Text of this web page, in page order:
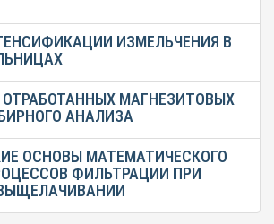
ИЗМЕЛЬЧЕНИЯ В
ОТРАБОТАННЫХ МАГНЕЗИТОВЫХ
АНАЛИЗА
ОСНОВЫ МАТЕМАТИЧЕСКОГО
ФИЛЬТРАЦИИ ПРИ